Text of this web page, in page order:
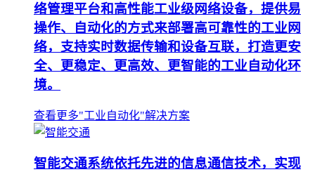
络管理平台和高性能工业级网络设备，提供易
操作、自动化的方式来部署高可靠性的工业网
络，支持实时数据传输和设备互联，打造更安
全、更稳定、更高效、更智能的工业自动化环
境。
查看更多"工业自动化"解决方案
智能交通系统依托先进的信息通信技术，实现